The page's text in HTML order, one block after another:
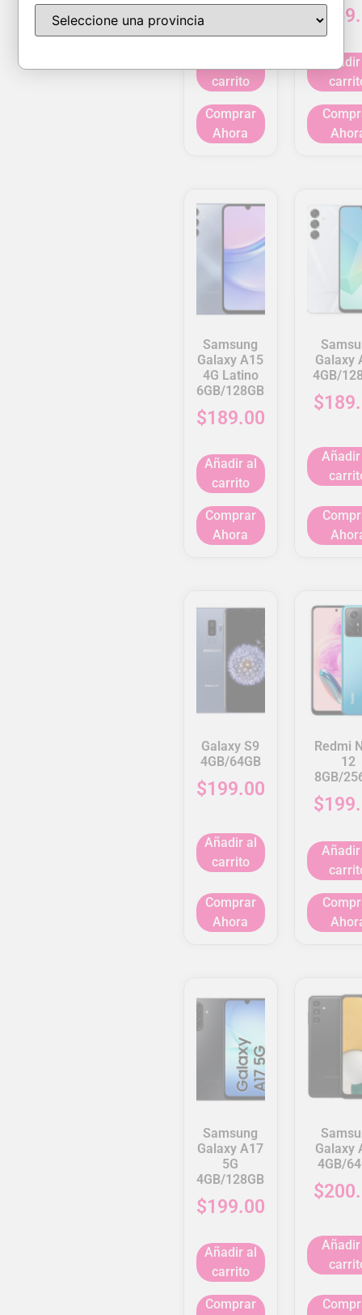
$
carrito
Comprar
Ahora
$
Samsung
Galaxy A15
4G Latino
6GB/128GB
$189.00
Añadir al
carrito
Comprar
Ahora
Galaxy
4GB/
$
Galaxy S9
4GB/64GB
$199.00
Añadir al
carrito
Comprar
Ahora
Redmi
12
8GB/
$
Samsung
Galaxy A17
5G
4GB/128GB
$199.00
Añadir al
carrito
Comprar
Galaxy
4GB/
$